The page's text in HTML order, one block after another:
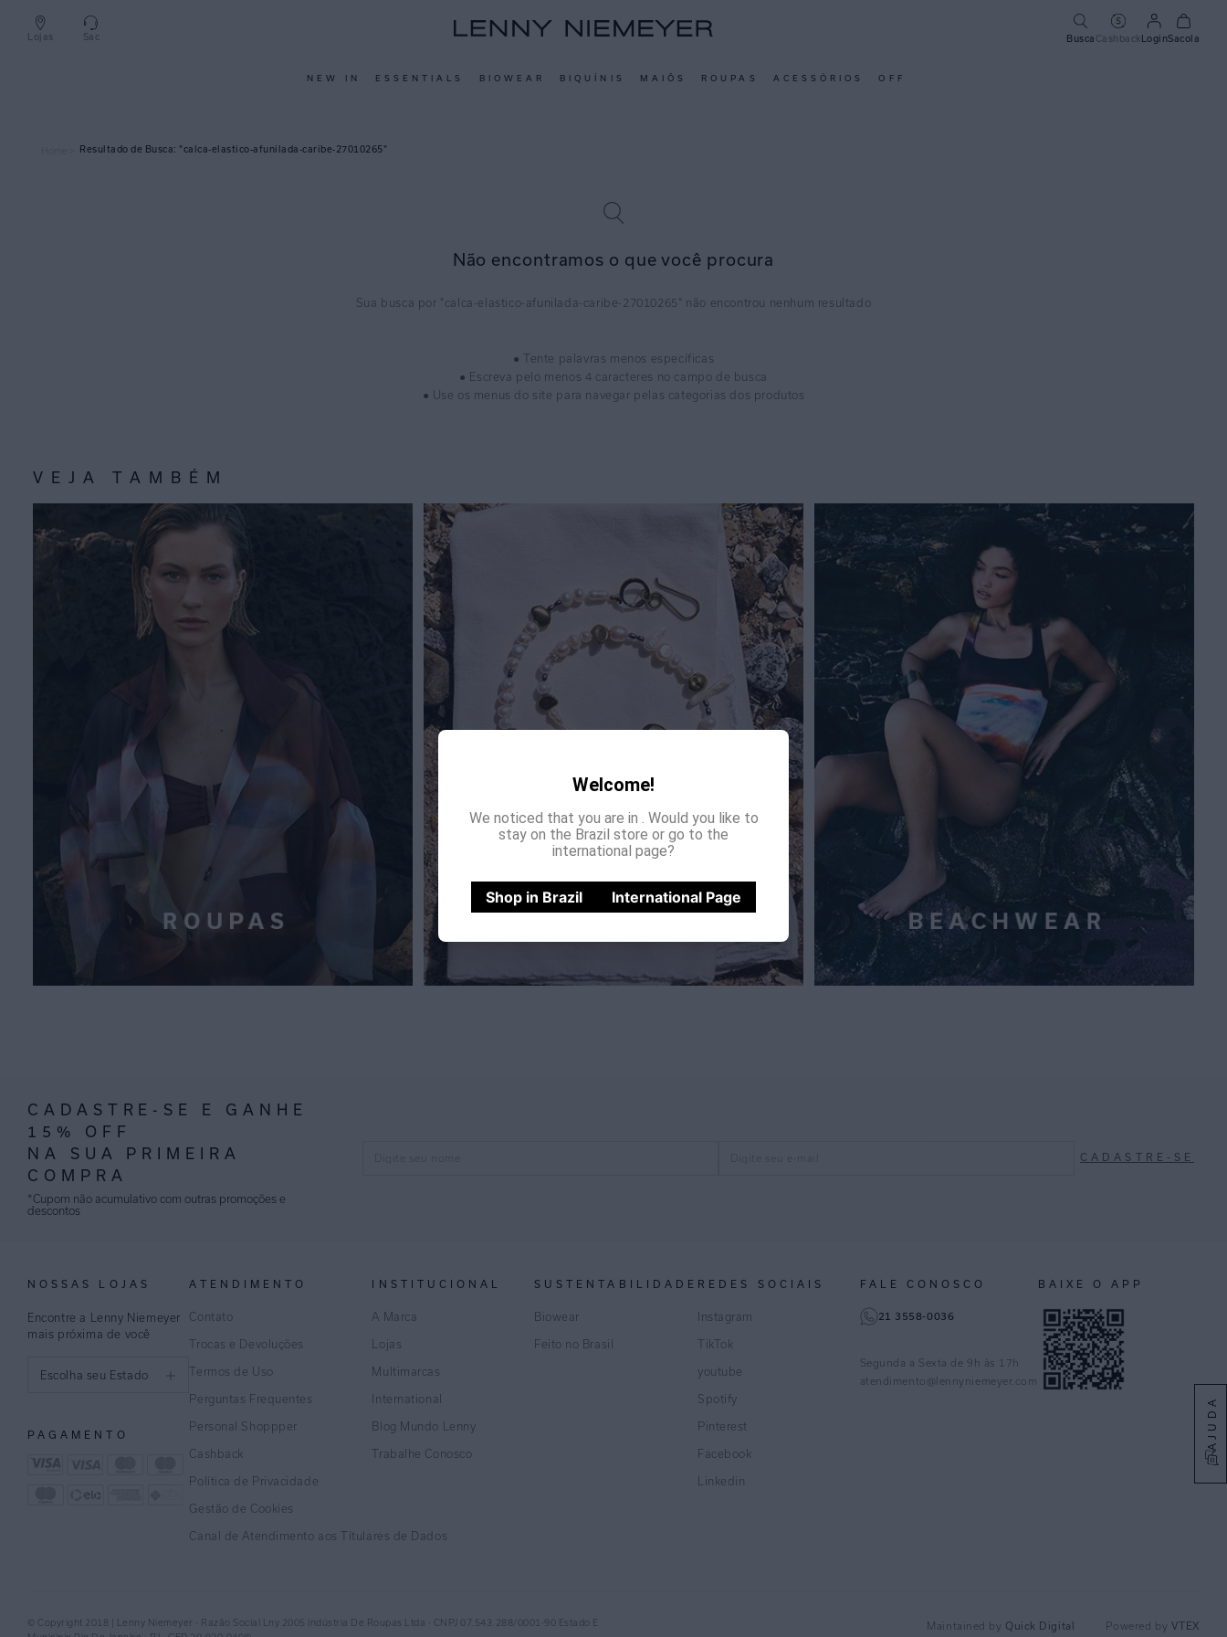
AJUDA
Lojas Sac Busca CashbackLoginSacola
NEW IN ESSENTIALS BIOWEAR BIQUÍNIS MAIÔS ROUPAS ACESSÓRIOS OFF
Welcome!
We noticed that you are in
. Would you like to
stay on the Brazil store or go to the
international page?
Shop in Brazil International Page
calca-elastico-afunilada-caribe-27010265
Não encontramos o que você procura
calca-elastico-afunilada-caribe-27010265
● Tente palavras menos específicas
● Escreva pelo menos 4 caracteres no campo de busca
● Use os menus do site para navegar pelas categorias dos produtos
VEJA TAMBÉM
CADASTRE-SE E GANHE
15% OFF
NA SUA PRIMEIRA
COMPRA
*Cupom não acumulativo com outras promoções e
descontos
CADASTRE-SE
NOSSAS LOJAS
Encontre a Lenny Niemeyer
mais próxima de você
Escolha seu Estado
Distrito Federal
PAGAMENTO
ATENDIMENTO
Contato
Trocas e Devoluções
Termos de Uso
Perguntas Frequentes
Personal Shoppper
Cashback
Política de Privacidade
Gestão de Cookies
Canal de Atendimento aos Títulares de Dados
INSTITUCIONAL
A Marca
Lojas
Multimarcas
International
Blog Mundo Lenny
Trabalhe Conosco
SUSTENTABILIDADE
Biowear
Feito no Brasil
REDES SOCIAIS
Instagram
TikTok
youtube
Spotify
Pinterest
Facebook
Linkedin
FALE CONOSCO
21 3558-0036
Segunda a Sexta de 9h às 17h
atendimento@lennyniemeyer.com
BAIXE O APP
© Copyright 2018 | Lenny Niemeyer - Razão Social Lny 2005 Indústria De Roupas Ltda - CNPJ 07.543.288/0001-90 Estado E
Maintained by Quick Digital Powered by VTEX